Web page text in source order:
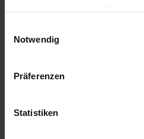
Notwendig
Präferenzen
Statistiken